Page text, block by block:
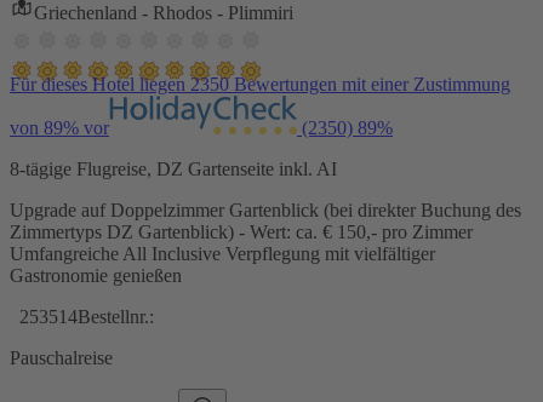
Griechenland - Rhodos - Plimmiri
Für dieses Hotel liegen 2350 Bewertungen mit einer Zustimmung
von 89% vor (2350) 89%
8-tägige Flugreise, DZ Gartenseite inkl. AI
Upgrade auf Doppelzimmer Gartenblick (bei direkter Buchung des
Zimmertyps DZ Gartenblick) - Wert: ca. € 150,- pro Zimmer
Umfangreiche All Inclusive Verpflegung mit vielfältiger
Gastronomie genießen
253514Bestellnr.:
Pauschalreise